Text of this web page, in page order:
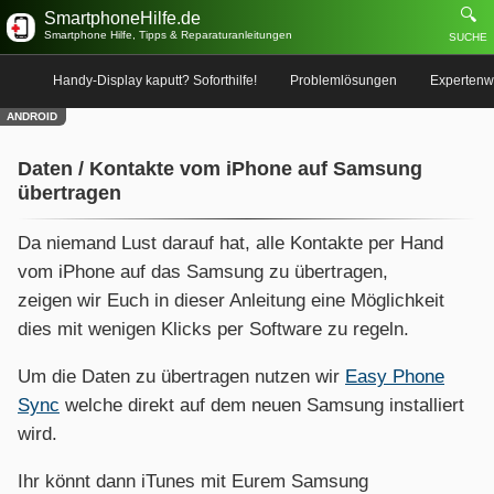
SmartphoneHilfe.de
Smartphone Hilfe, Tipps & Reparaturanleitungen
🔍
SUCHE
Handy-Display kaputt? Soforthilfe! Problemlösungen
ANDROID
Daten / Kontakte vom iPhone auf Samsung
übertragen
Da niemand Lust darauf hat, alle Kontakte per Hand
vom iPhone auf das Samsung zu übertragen,
zeigen wir Euch in dieser Anleitung eine Möglichkeit
dies mit wenigen Klicks per Software zu regeln.
Um die Daten zu übertragen nutzen wir Easy Phone
Sync welche direkt auf dem neuen Samsung installiert
wird.
Ihr könnt dann iTunes mit Eurem Samsung